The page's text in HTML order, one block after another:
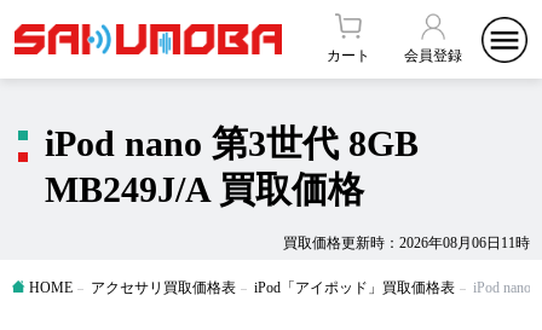
カート 会員登録
買取価格更新時：2026年08月06日11時
iPod nano 第3世代 8GB
MB249J/A 買取価格
HOME アクセサリ買取価格表 iPod「アイポッド」買取価格表 iPod nano